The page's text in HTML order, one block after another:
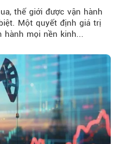
thế giới được vận hành
Một quyết định giá trị
hành mọi nền kinh...